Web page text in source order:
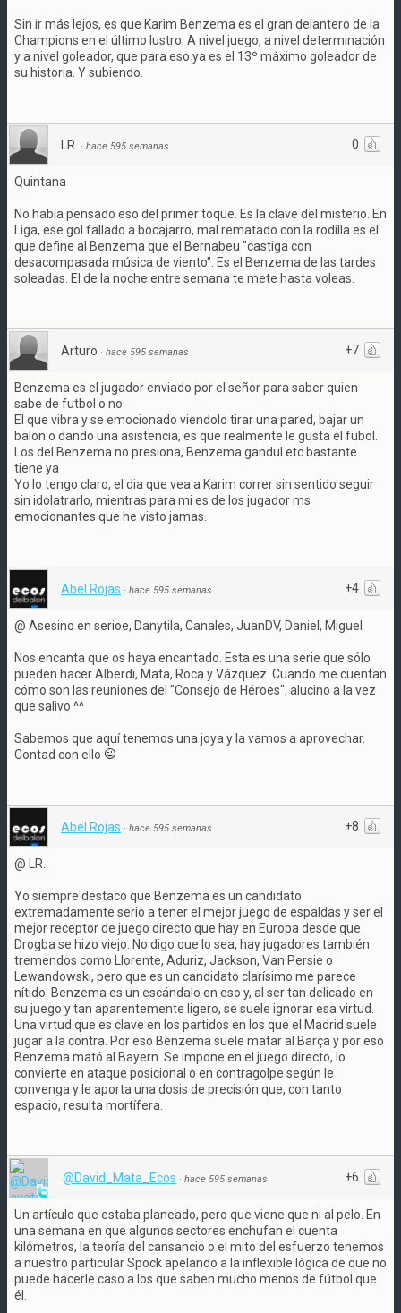
Sin ir más lejos, es que Karim Benzema es el gran delantero de la
Champions en el último lustro. A nivel juego, a nivel determinación
y a nivel goleador, que para eso ya es el 13º máximo goleador de
su historia. Y subiendo.
0
LR. · hace 595 semanas
Quintana
No había pensado eso del primer toque. Es la clave del misterio. En
Liga, ese gol fallado a bocajarro, mal rematado con la rodilla es el
que define al Benzema que el Bernabeu "castiga con
desacompasada música de viento". Es el Benzema de las tardes
soleadas. El de la noche entre semana te mete hasta voleas.
+7
Arturo · hace 595 semanas
Benzema es el jugador enviado por el señor para saber quien
sabe de futbol o no.
El que vibra y se emocionado viendolo tirar una pared, bajar un
balon o dando una asistencia, es que realmente le gusta el fubol.
Los del Benzema no presiona, Benzema gandul etc bastante
tiene ya
Yo lo tengo claro, el dia que vea a Karim correr sin sentido seguir
sin idolatrarlo, mientras para mi es de los jugador ms
emocionantes que he visto jamas.
+4
Abel Rojas · hace 595 semanas
@ Asesino en serioe, Danytila, Canales, JuanDV, Daniel, Miguel
Nos encanta que os haya encantado. Esta es una serie que sólo
pueden hacer Alberdi, Mata, Roca y Vázquez. Cuando me cuentan
cómo son las reuniones del "Consejo de Héroes", alucino a la vez
que salivo ^^
Sabemos que aquí tenemos una joya y la vamos a aprovechar.
Contad con ello
+8
Abel Rojas · hace 595 semanas
@ LR.
Yo siempre destaco que Benzema es un candidato
extremadamente serio a tener el mejor juego de espaldas y ser el
mejor receptor de juego directo que hay en Europa desde que
Drogba se hizo viejo. No digo que lo sea, hay jugadores también
tremendos como Llorente, Aduriz, Jackson, Van Persie o
Lewandowski, pero que es un candidato clarísimo me parece
nítido. Benzema es un escándalo en eso y, al ser tan delicado en
su juego y tan aparentemente ligero, se suele ignorar esa virtud.
Una virtud que es clave en los partidos en los que el Madrid suele
jugar a la contra. Por eso Benzema suele matar al Barça y por eso
Benzema mató al Bayern. Se impone en el juego directo, lo
convierte en ataque posicional o en contragolpe según le
convenga y le aporta una dosis de precisión que, con tanto
espacio, resulta mortífera.
+6
@David_Mata_Ecos · hace 595 semanas
Un artículo que estaba planeado, pero que viene que ni al pelo. En
una semana en que algunos sectores enchufan el cuenta
kilómetros, la teoría del cansancio o el mito del esfuerzo tenemos
a nuestro particular Spock apelando a la inflexible lógica de que no
puede hacerle caso a los que saben mucho menos de fútbol que
él.